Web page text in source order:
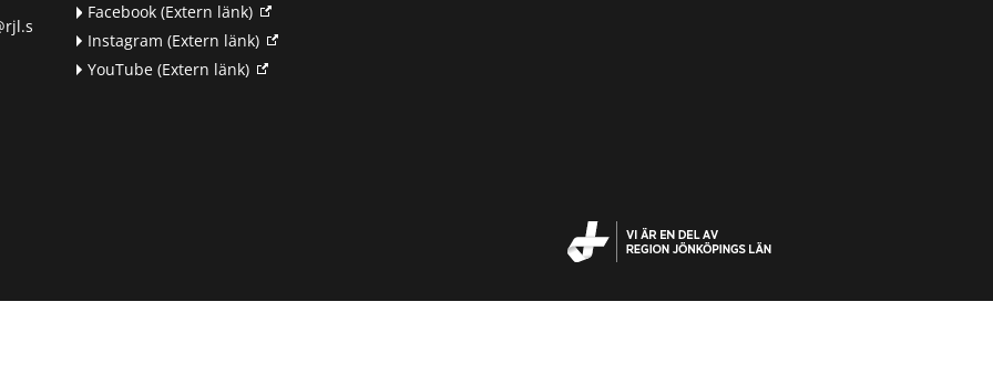
Facebook (Extern länk)
Instagram (Extern länk)
YouTube (Extern länk)